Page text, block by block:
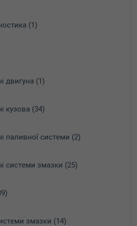
(1)
двигуна (1)
кузова (34)
паливної системи (2)
системи змазки (25)
змазки (14)